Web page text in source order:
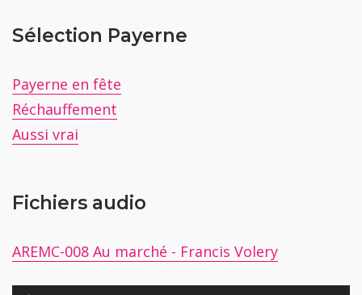
Sélection Payerne
Payerne en fête
Réchauffement
Aussi vrai
Fichiers audio
AREMC-008 Au marché - Francis Volery